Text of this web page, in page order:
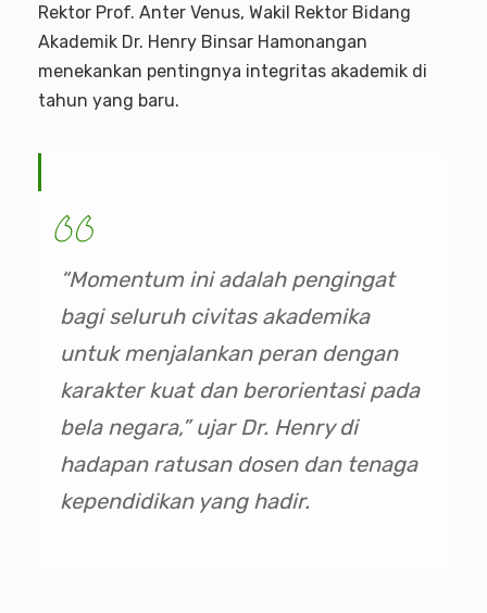
Rektor Prof. Anter Venus, Wakil Rektor Bidang
Akademik Dr. Henry Binsar Hamonangan
menekankan pentingnya integritas akademik di
tahun yang baru.
“Momentum ini adalah pengingat
bagi seluruh civitas akademika
untuk menjalankan peran dengan
karakter kuat dan berorientasi pada
bela negara,” ujar Dr. Henry di
hadapan ratusan dosen dan tenaga
kependidikan yang hadir.